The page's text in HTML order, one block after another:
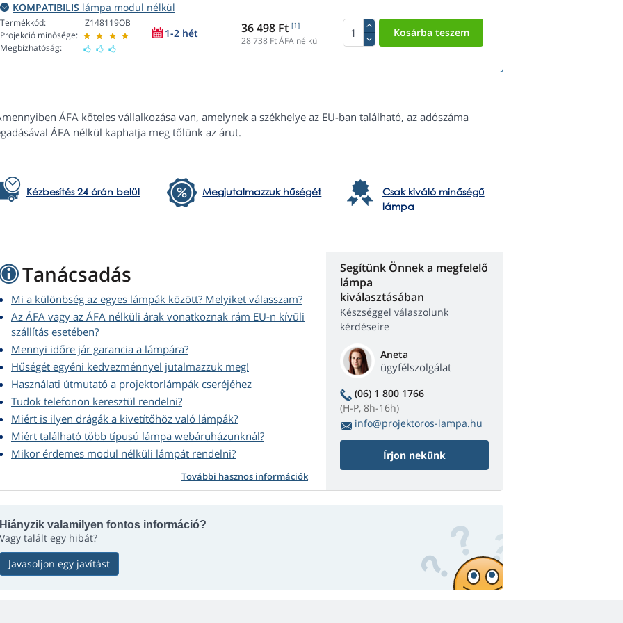
KOMPATIBILIS lámpa modul nélkül
Termékkód:
Projekció minősége:
Megbízhatóság:
Z148119OB
1-2 hét 36 498 Ft [1]
28 738 Ft ÁFA nélkül
ÁFA köteles vállalkozása van, amelynek a székhelye az EU-ban található, az adószáma
ÁFA nélkül kaphatja meg tőlünk az árut.
Kézbesítés 24 órán belül Megjutalmazzuk hűségét
Csak kiváló minőségű
lámpa
Tanácsadás
Mi a különbség az egyes lámpák között? Melyiket válasszam?
Az ÁFA vagy az ÁFA nélküli árak vonatkoznak rám EU-n kívüli
szállítás esetében?
Mennyi időre jár garancia a lámpára?
Hűségét egyéni kedvezménnyel jutalmazzuk meg!
Használati útmutató a projektorlámpák cseréjéhez
Tudok telefonon keresztül rendelni?
Miért is ilyen drágák a kivetítőhöz való lámpák?
Miért található több típusú lámpa webáruházunknál?
Mikor érdemes modul nélküli lámpát rendelni?
További hasznos információk
Segítünk Önnek a megfelelő
lámpa
kiválasztásában
Készséggel válaszolunk
kérdéseire
Aneta
ügyfélszolgálat
(06) 1 800 1766
(H-P, 8h-16h)
info@projektoros-lampa.hu
Írjon nekünk
Hiányzik valamilyen fontos információ?
Vagy talált egy hibát?
Javasoljon egy javítást